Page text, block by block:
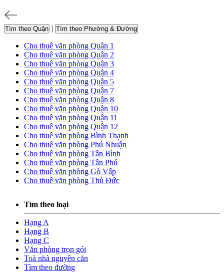
Tìm theo Quận | Tìm theo Phường & Đường
Cho thuê văn phòng Quận 1
Cho thuê văn phòng Quận 2
Cho thuê văn phòng Quận 3
Cho thuê văn phòng Quận 4
Cho thuê văn phòng Quận 5
Cho thuê văn phòng Quận 7
Cho thuê văn phòng Quận 8
Cho thuê văn phòng Quận 10
Cho thuê văn phòng Quận 11
Cho thuê văn phòng Quận 12
Cho thuê văn phòng Bình Thạnh
Cho thuê văn phòng Phú Nhuận
Cho thuê văn phòng Tân Bình
Cho thuê văn phòng Tân Phú
Cho thuê văn phòng Gò Vấp
Cho thuê văn phòng Thủ Đức
Tìm theo loại
Hạng A
Hạng B
Hạng C
Văn phòng trọn gói
Toà nhà nguyên căn
Tìm theo đường